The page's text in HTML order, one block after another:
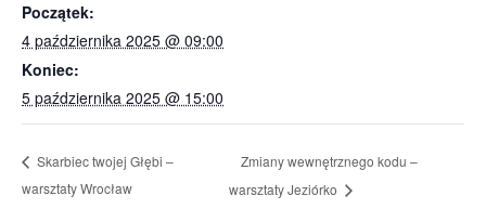
Początek:
4 października 2025 @ 09:00
Koniec:
5 października 2025 @ 15:00
Skarbiec twojej Głębi –
warsztaty Wrocław
Zmiany wewnętrznego kodu –
warsztaty Jeziórko